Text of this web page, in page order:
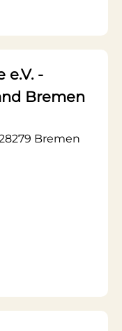
e.V. -
Bremen
Bremen